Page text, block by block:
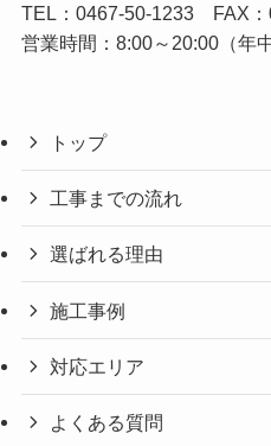
TEL： 0467-50-1233FAX：
営業時間：8:00～20:00（年
トップ
工事までの流れ
選ばれる理由
施工事例
対応エリア
よくある質問